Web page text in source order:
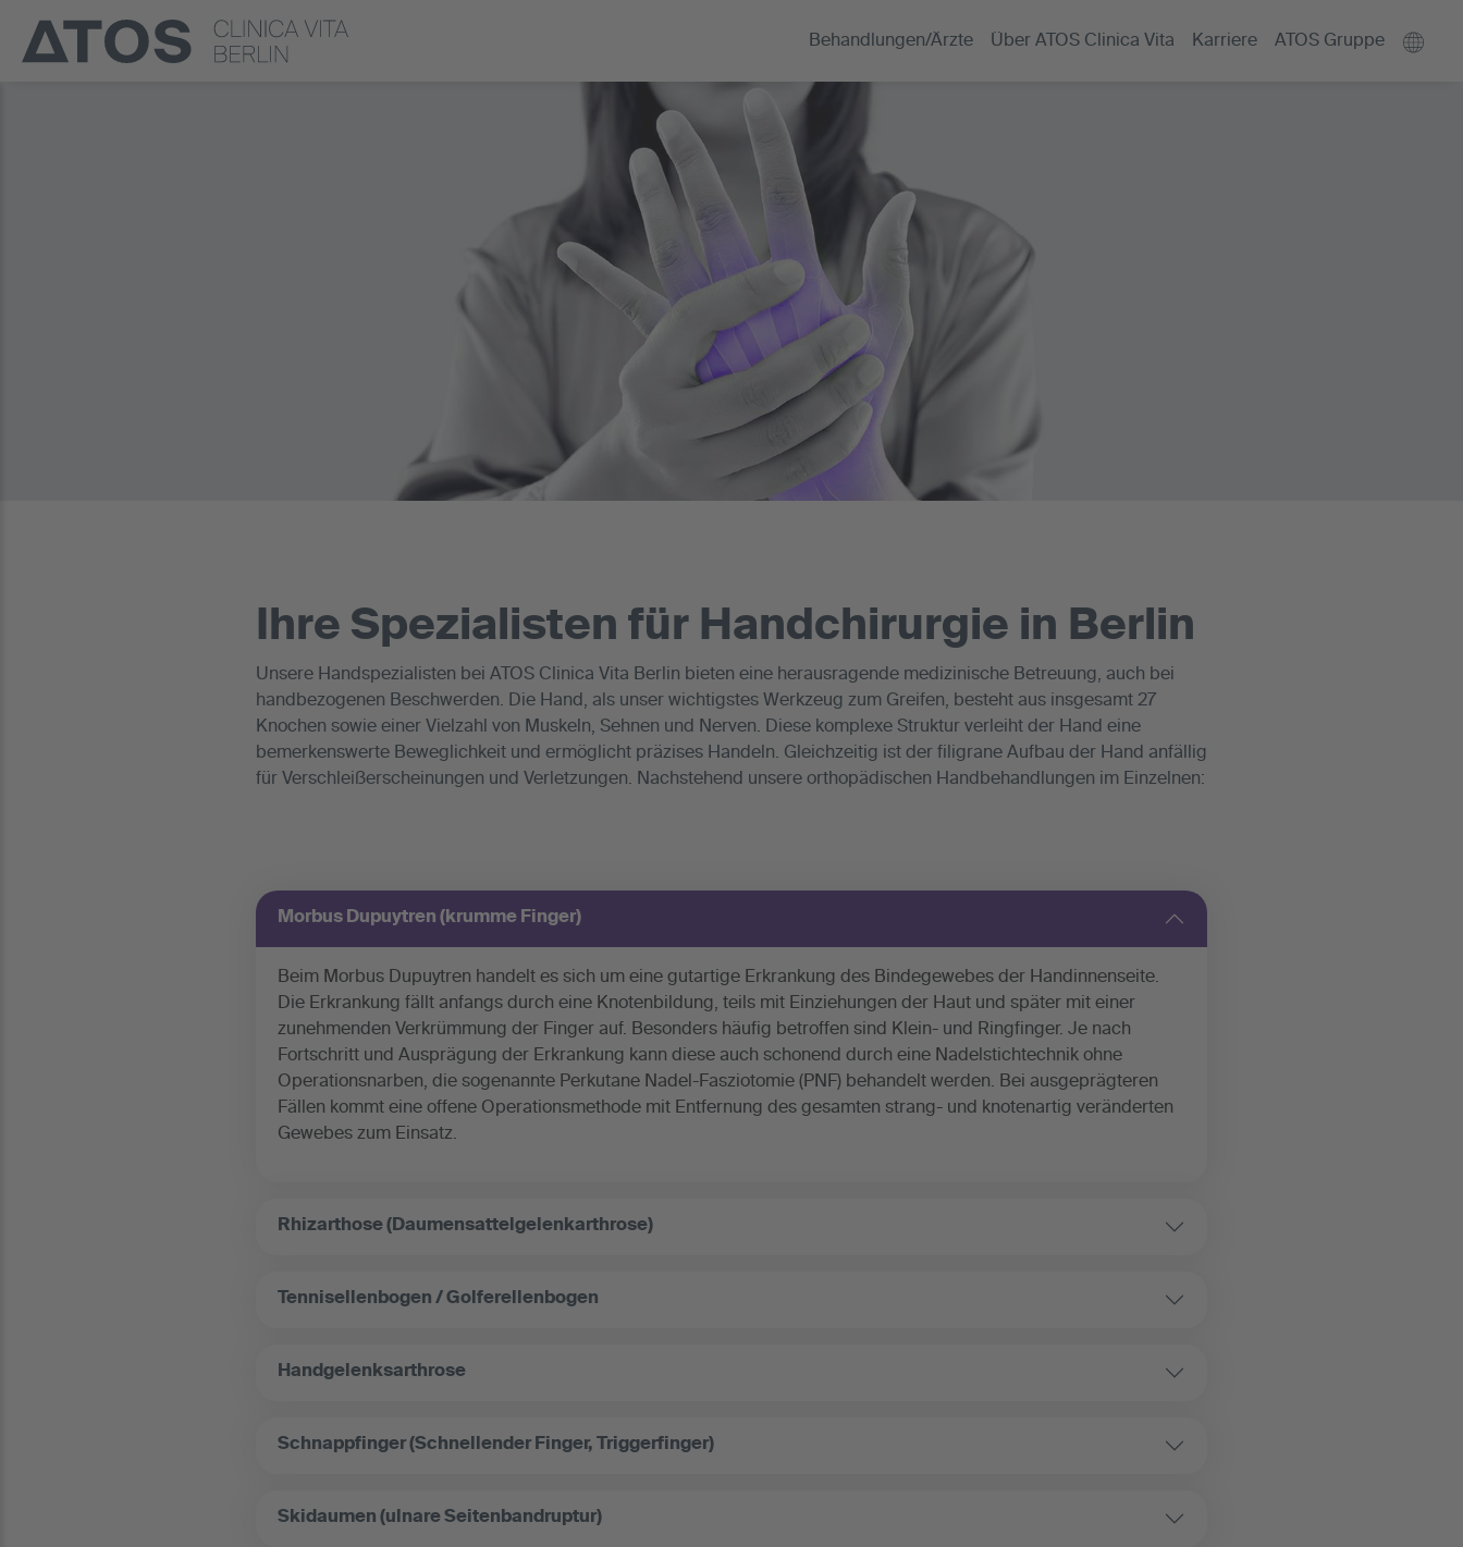
Behandlungen/Ärzte Über ATOS Clinica Vita Karriere ATOS Gruppe
Ihre Spezialisten für Handchirurgie in Berlin
Unsere Handspezialisten bei ATOS Clinica Vita Berlin bieten eine herausragende medizinische Betreuung, auch bei
handbezogenen Beschwerden. Die Hand, als unser wichtigstes Werkzeug zum Greifen, besteht aus insgesamt 27
Knochen sowie einer Vielzahl von Muskeln, Sehnen und Nerven. Diese komplexe Struktur verleiht der Hand eine
bemerkenswerte Beweglichkeit und ermöglicht präzises Handeln. Gleichzeitig ist der filigrane Aufbau der Hand anfällig
für Verschleißerscheinungen und Verletzungen. Nachstehend unsere orthopädischen Handbehandlungen im Einzelnen:
Morbus Dupuytren (krumme Finger)
Beim Morbus Dupuytren handelt es sich um eine gutartige Erkrankung des Bindegewebes der Handinnenseite.
Die Erkrankung fällt anfangs durch eine Knotenbildung, teils mit Einziehungen der Haut und später mit einer
zunehmenden Verkrümmung der Finger auf. Besonders häufig betroffen sind Klein- und Ringfinger. Je nach
Fortschritt und Ausprägung der Erkrankung kann diese auch schonend durch eine Nadelstichtechnik ohne
Operationsnarben, die sogenannte Perkutane Nadel-Fasziotomie (PNF) behandelt werden. Bei ausgeprägteren
Fällen kommt eine offene Operationsmethode mit Entfernung des gesamten strang- und knotenartig veränderten
Gewebes zum Einsatz.
Rhizarthose (Daumensattelgelenkarthrose)
Tennisellenbogen / Golferellenbogen
Handgelenksarthrose
Schnappfinger (Schnellender Finger, Triggerfinger)
Skidaumen (ulnare Seitenbandruptur)